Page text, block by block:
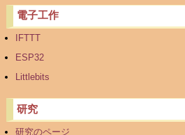
電子工作
IFTTT
ESP32
Littlebits
研究
研究のページ